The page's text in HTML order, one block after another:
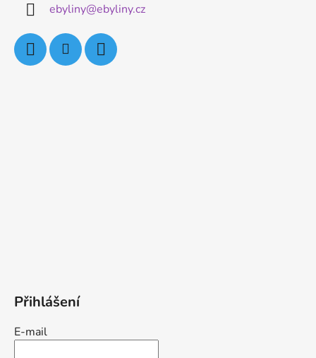
ebyliny@ebyliny.cz
Přihlášení
E-mail